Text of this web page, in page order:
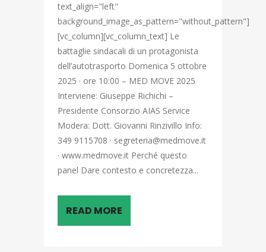
text_align="left"
background_image_as_pattern="without_pattern"]
[vc_column][vc_column_text] Le
battaglie sindacali di un protagonista
dell’autotrasporto Domenica 5 ottobre
2025 · ore 10:00 – MED MOVE 2025
Interviene: Giuseppe Richichi –
Presidente Consorzio AIAS Service
Modera: Dott. Giovanni Rinzivillo Info:
349 9115708 · segreteria@medmove.it
· www.medmove.it Perché questo
panel Dare contesto e concretezza...
READ MORE